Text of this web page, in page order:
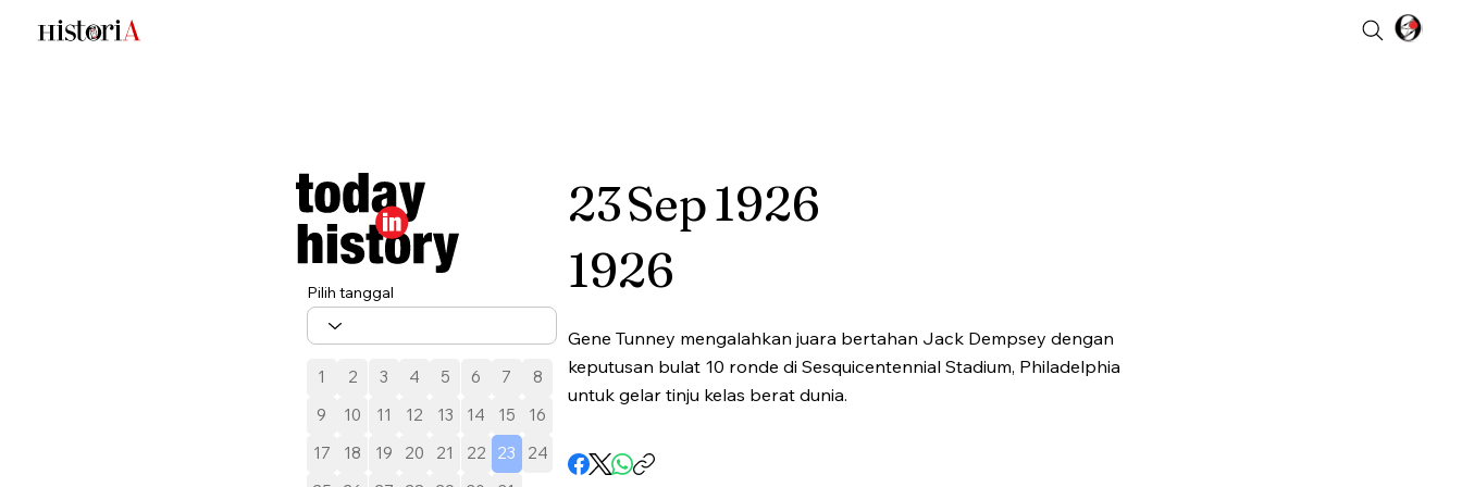
Pilih tanggal
1 2 3 4 5 6 7
8
9
10 11 12 13 14 15
16
17
18 19 20 21 22 23
24
23Sep1926
1926
Gene Tunney mengalahkan juara bertahan Jack Dempsey dengan
keputusan bulat 10 ronde di Sesquicentennial Stadium, Philadelphia
untuk gelar tinju kelas berat dunia.